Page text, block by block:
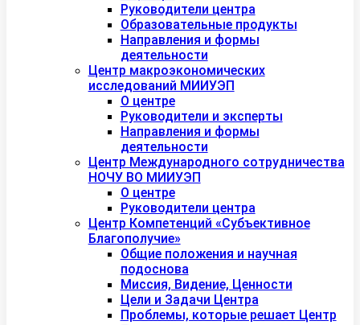
Руководители центра
Образовательные продукты
Направления и формы
деятельности
Центр макроэкономических
исследований МИИУЭП
О центре
Руководители и эксперты
Направления и формы
деятельности
Центр Международного сотрудничества
НОЧУ ВО МИИУЭП
О центре
Руководители центра
Центр Компетенций «Субъективное
Благополучие»
Общие положения и научная
подоснова
Миссия, Видение, Ценности
Цели и Задачи Центра
Проблемы, которые решает Центр